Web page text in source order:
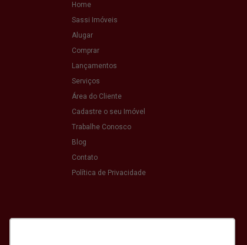
Home
Sassi Imóveis
Alugar
Comprar
Lançamentos
Serviços
Área do Cliente
Cadastre o seu Imóvel
Trabalhe Conosco
Blog
Contato
Política de Privacidade